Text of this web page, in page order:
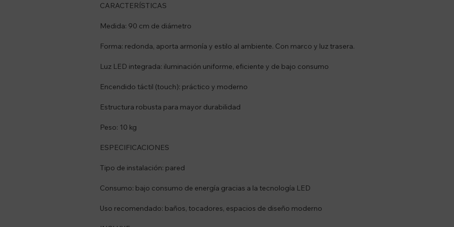
CARACTERÍSTICAS
Medida: 90 cm de diámetro
Forma: redonda, aporta armonía y estilo al ambiente. Con marco y luz trasera.
Luz LED integrada: iluminación uniforme, eficiente y de bajo consumo
Encendido táctil (touch): práctico y moderno
Estructura robusta para mayor durabilidad
Peso: 10 kg
ESPECIFICACIONES
Tipo de instalación: pared
Consumo: bajo consumo de energía gracias a la tecnología LED
Uso recomendado: baños, tocadores, espacios de diseño moderno